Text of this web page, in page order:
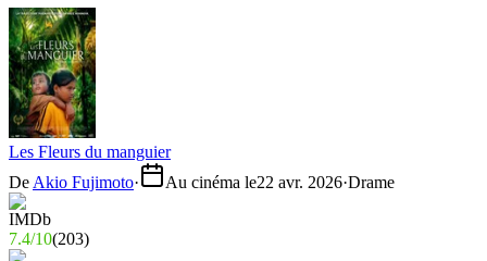
Les Fleurs du manguier
De Akio Fujimoto· Au cinéma le22 avr. 2026·Drame
7.4/10(203)